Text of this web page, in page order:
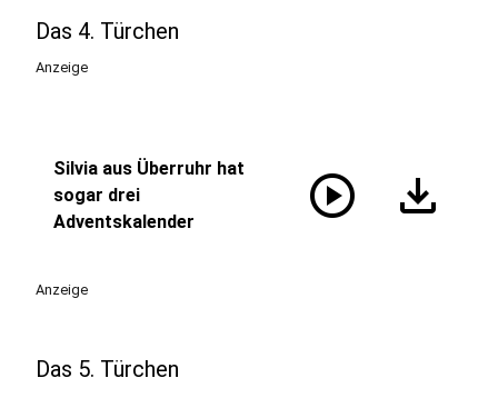
Das 4. Türchen
Anzeige
Silvia aus Überruhr hat
sogar drei
Adventskalender
play_circle download
Anzeige
Das 5. Türchen